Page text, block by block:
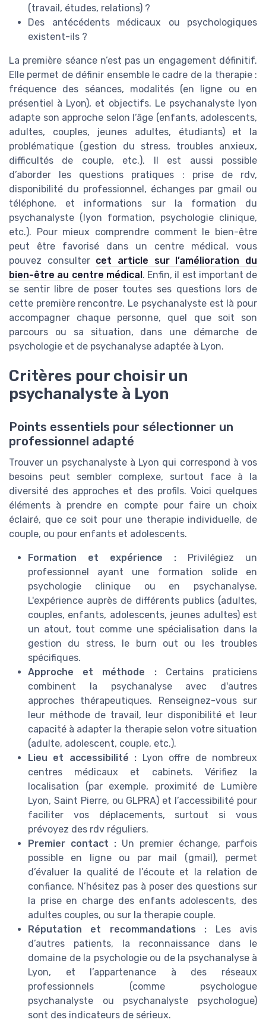
(travail, études, relations) ?
Des antécédents médicaux ou psychologiques
existent-ils ?
La première séance n’est pas un engagement définitif.
Elle permet de définir ensemble le cadre de la therapie :
fréquence des séances, modalités (en ligne ou en
présentiel à Lyon), et objectifs. Le psychanalyste lyon
adapte son approche selon l’âge (enfants, adolescents,
adultes, couples, jeunes adultes, étudiants) et la
problématique (gestion du stress, troubles anxieux,
difficultés de couple, etc.). Il est aussi possible
d’aborder les questions pratiques : prise de rdv,
disponibilité du professionnel, échanges par gmail ou
téléphone, et informations sur la formation du
psychanalyste (lyon formation, psychologie clinique,
etc.). Pour mieux comprendre comment le bien-être
peut être favorisé dans un centre médical, vous
pouvez consulter cet article sur l’amélioration du
bien-être au centre médical. Enfin, il est important de
se sentir libre de poser toutes ses questions lors de
cette première rencontre. Le psychanalyste est là pour
accompagner chaque personne, quel que soit son
parcours ou sa situation, dans une démarche de
psychologie et de psychanalyse adaptée à Lyon.
Critères pour choisir un
psychanalyste à Lyon
Points essentiels pour sélectionner un
professionnel adapté
Trouver un psychanalyste à Lyon qui correspond à vos
besoins peut sembler complexe, surtout face à la
diversité des approches et des profils. Voici quelques
éléments à prendre en compte pour faire un choix
éclairé, que ce soit pour une therapie individuelle, de
couple, ou pour enfants et adolescents.
Formation et expérience : Privilégiez un
professionnel ayant une formation solide en
psychologie clinique ou en psychanalyse.
L'expérience auprès de différents publics (adultes,
couples, enfants, adolescents, jeunes adultes) est
un atout, tout comme une spécialisation dans la
gestion du stress, le burn out ou les troubles
spécifiques.
Approche et méthode :Certains praticiens
combinent la psychanalyse avec d'autres
approches thérapeutiques. Renseignez-vous sur
leur méthode de travail, leur disponibilité et leur
capacité à adapter la therapie selon votre situation
(adulte, adolescent, couple, etc.).
Lieu et accessibilité : Lyon offre de nombreux
centres médicaux et cabinets. Vérifiez la
localisation (par exemple, proximité de Lumière
Lyon, Saint Pierre, ou GLPRA) et l’accessibilité pour
faciliter vos déplacements, surtout si vous
prévoyez des rdv réguliers.
Premier contact : Un premier échange, parfois
possible en ligne ou par mail (gmail), permet
d’évaluer la qualité de l’écoute et la relation de
confiance. N’hésitez pas à poser des questions sur
la prise en charge des enfants adolescents, des
adultes couples, ou sur la therapie couple.
Réputation et recommandations : Les avis
d’autres patients, la reconnaissance dans le
domaine de la psychologie ou de la psychanalyse à
Lyon, et l’appartenance à des réseaux
professionnels (comme psychologue
psychanalyste ou psychanalyste psychologue)
sont des indicateurs de sérieux.